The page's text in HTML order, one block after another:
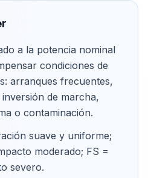
a la potencia nominal
condiciones de
arranques frecuentes,
de marcha,
o contaminación.
suave y uniforme;
moderado; FS =
severo.